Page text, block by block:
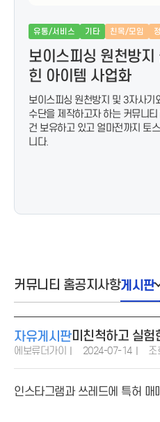
유통/서비스 기타 친목/모임
보이스피싱 원천방
힌 아이템 사업화
보이스피싱 원천방지 및 3자사기
수단을 제작하고자 하는 커뮤니
건 보유하고 있고 얼마전까지 토
니다.
커뮤니티 홈공지사항게시판
자유게시판미친척하고 실험
에보류더가이 2024-07-14 조
인스타그램과 쓰레드에 특허 매